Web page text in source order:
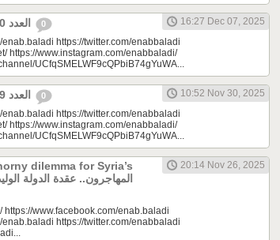
0
16:27 Dec 07, 2025
enab.baladi https://twitter.com/enabbaladi
https://www.instagram.com/enabbaladi/
UCfqSMELWF9cQPbiB74gYuWA...
0
10:52 Nov 30, 2025
enab.baladi https://twitter.com/enabbaladi
https://www.instagram.com/enabbaladi/
UCfqSMELWF9cQPbiB74gYuWA...
dilemma for Syria’s
20:14 Nov 26, 2025
https://www.facebook.com/enab.baladi
enab.baladi https://twitter.com/enabbaladi